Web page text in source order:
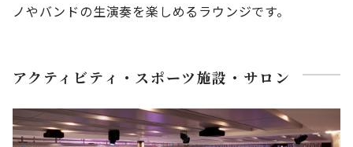
ノやバンドの生演奏を楽しめるラウンジです。
アクティビティ・スポーツ施設・サロン